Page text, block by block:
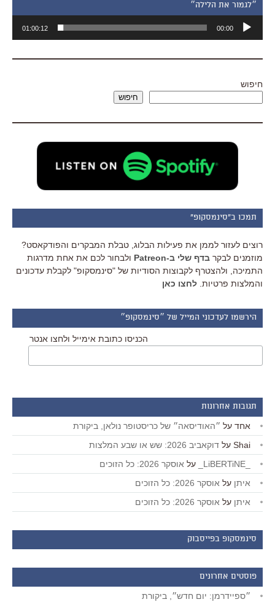
״לגמור את הלילה״
אודיו
00:00
01:00:12
חיפוש
חיפוש
תמכו ב"סינמסקופ"
רוצים לעזור לממן את פעילות הבלוג, טבלת המבקרים והפודקאסט?
מוזמנים לבקר בדף שלי ב-Patreon
ולבחור לכם את אחת מדרגות
התמיכה, ולהצטרף לקבוצות הסודיות של "סינמסקופ" לקבלת עדכונים
והמלצות פרטיות. לחצו כאן
הירשמו לעדכוני המייל של ״סינמסקופ״
הכניסו כתובת אימייל ולחצו אנטר
תגובות אחרונות
אחד על ״האודיסאה״ של כריסטופר נולאן, ביקורת
Shai על דוקאביב 2026: שש או שבע המלצות
על אוסקר 2026: כל הזוכים
איתן על אוסקר 2026: כל הזוכים
איתן על אוסקר 2026: כל הזוכים
סינמסקופ בפייסבוק
פוסטים אחרונים
״ספיידרמן: יום חדש״, ביקורת